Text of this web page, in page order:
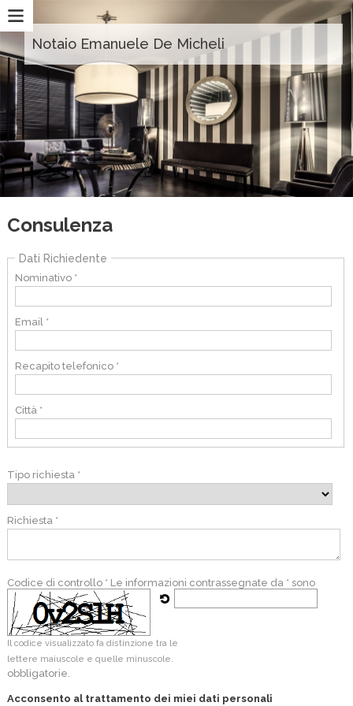
Notaio Emanuele De Micheli
Consulenza
Dati Richiedente
Nominativo *
Email *
Recapito telefonico *
Città *
Tipo richiesta *
Richiesta *
Codice di controllo *
Il codice visualizzato fa distinzione tra le
lettere maiuscole e quelle minuscole.
Le informazioni contrassegnate da * sono
obbligatorie.
Acconsento al trattamento dei miei dati personali